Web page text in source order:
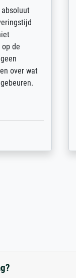
wurde
so
ankam. Es